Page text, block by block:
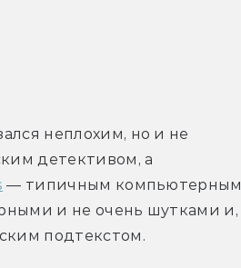
неплохим, но и не
— типичным компьютерным
и не очень шутками и,
подтекстом.